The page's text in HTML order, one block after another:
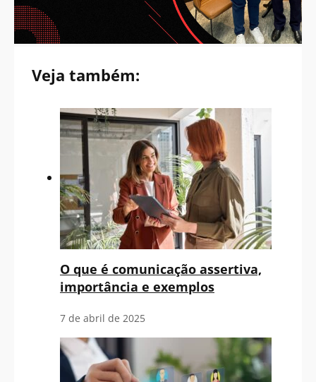
Veja também:
O que é comunicação assertiva​,
importância e exemplos
7 de abril de 2025